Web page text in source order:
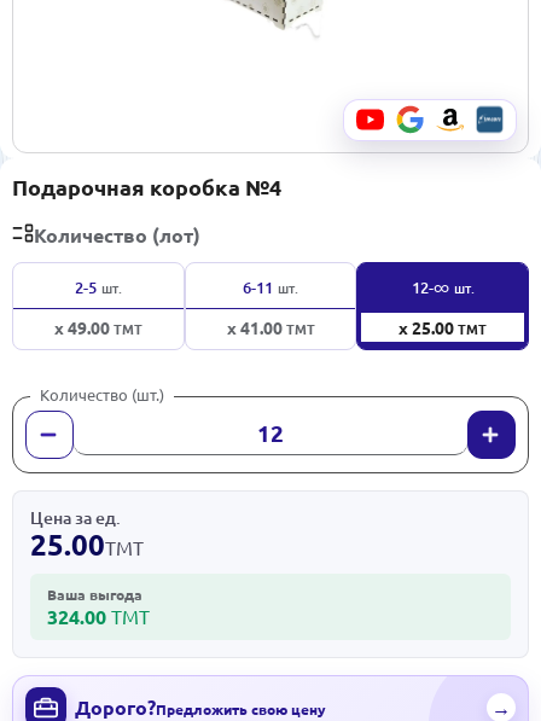
Подарочная коробка №4
Количество (лот)
2-5 шт.
x 49.00ТМТ
6-11 шт.
x 41.00ТМТ
12-∞ шт.
x 25.00ТМТ
Количество (шт.)
Цена за ед.
25.00ТМТ
Ваша выгода
324.00 ТМТ
Дорого?Предложить свою цену →